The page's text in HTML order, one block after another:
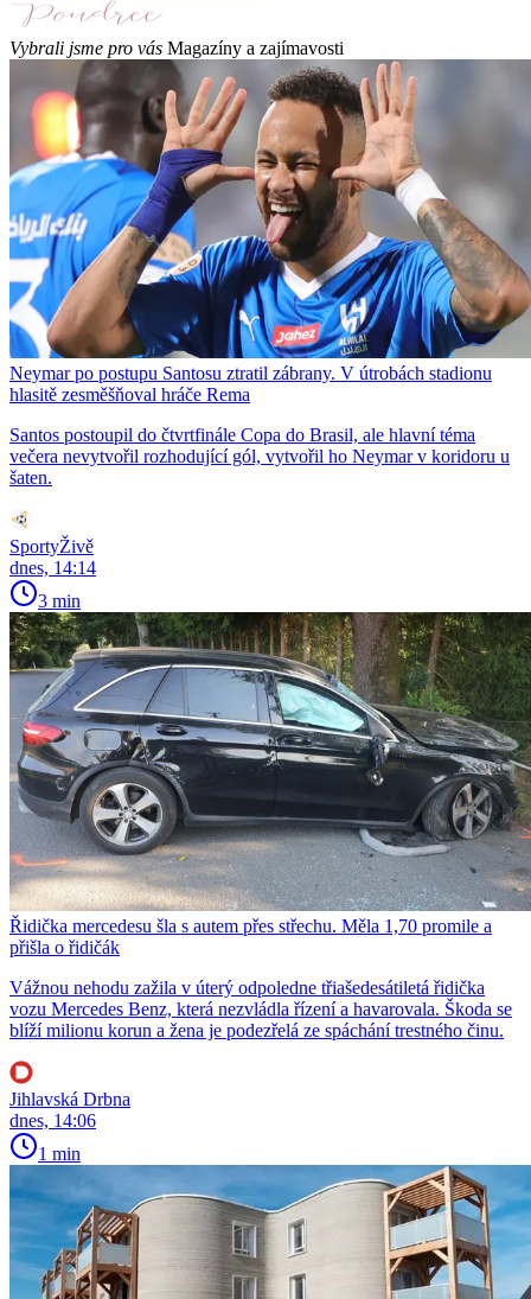
Vybrali jsme pro vás Magazíny a zajímavosti
Neymar po postupu Santosu ztratil zábrany. V útrobách stadionu
hlasitě zesměšňoval hráče Rema
Santos postoupil do čtvrtfinále Copa do Brasil, ale hlavní téma
večera nevytvořil rozhodující gól, vytvořil ho Neymar v koridoru u
šaten.
SportyŽivě
dnes, 14:14
3 min
Řidička mercedesu šla s autem přes střechu. Měla 1,70 promile a
přišla o řidičák
Vážnou nehodu zažila v úterý odpoledne třiašedesátiletá řidička
vozu Mercedes Benz, která nezvládla řízení a havarovala. Škoda se
blíží milionu korun a žena je podezřelá ze spáchání trestného činu.
Jihlavská Drbna
dnes, 14:06
1 min